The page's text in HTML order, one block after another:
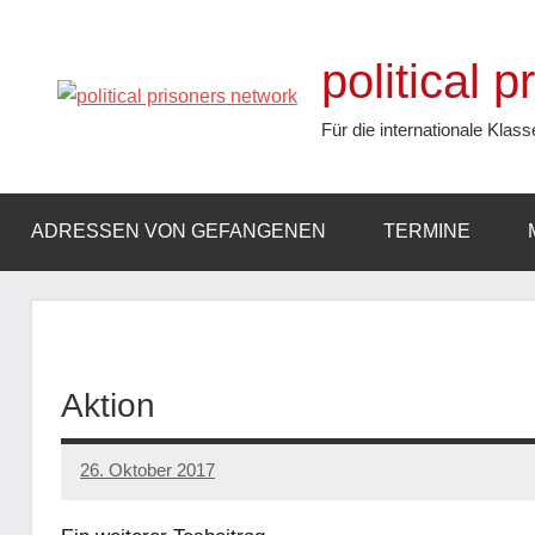
springen
political
Für die internationale
ADRESSEN VON GEFANGENEN TERMINE
Aktion
26. Oktober 2017
admin